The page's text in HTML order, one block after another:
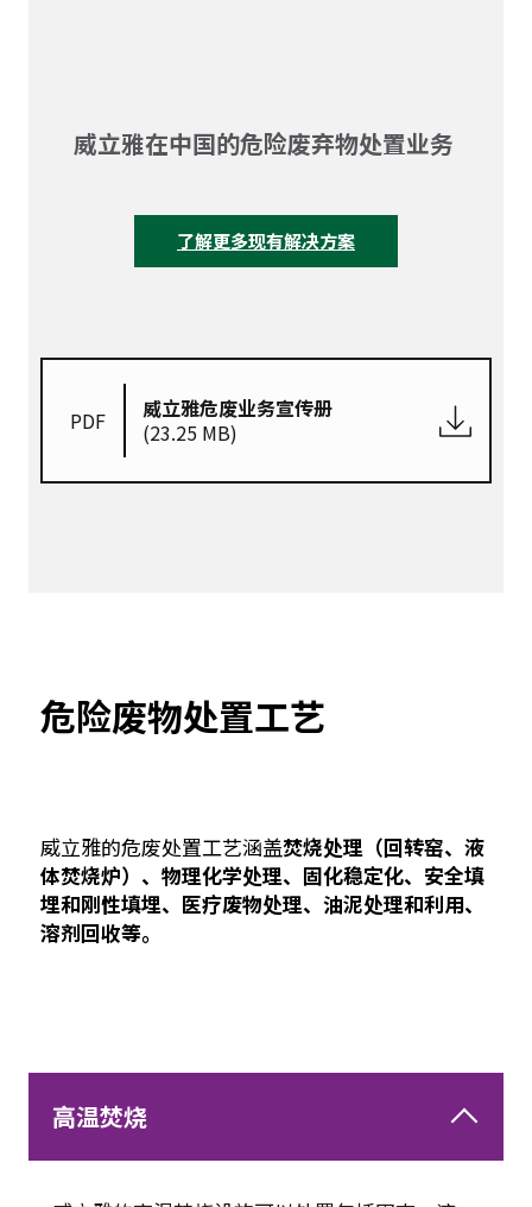
威立雅在中国的危险废弃物处置业务
了解更多现有解决方案
PDF
威立雅危废业务宣传册
(23.25 MB)
危险废物处置工艺
威立雅的危废处置工艺涵盖焚烧处理（回转窑、液
体焚烧炉）、物理化学处理、固化稳定化、安全填
埋和刚性填埋、医疗废物处理、油泥处理和利用、
溶剂回收等。
高温焚烧